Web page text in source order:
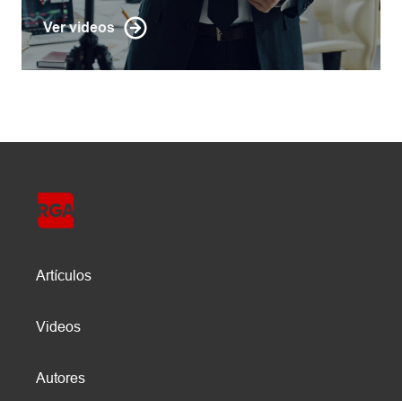
Ver videos
Artículos
Videos
Autores